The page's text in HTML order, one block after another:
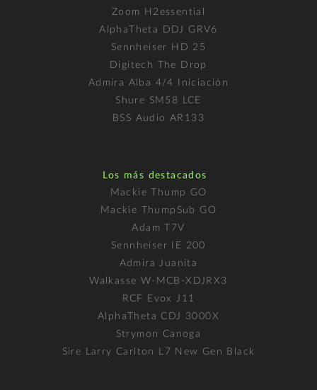
Zoom H2essential
AlphaTheta DDJ GRV6
Sennheiser HD 25
Digitech The Drop
Admira Alba 4/4 Iniciación
Shure SM58 LCE
BSS Audio AR133
Los más destacados
Mackie Thump GO
Mackie ThumpSub GO
Adam T7V
Sennheiser IE 200
Admira Juanita
Walkasse W-MCB-XDJRX3
RCF Evox J11
AlphaTheta CDJ 3000X
Strymon Canoga
Sire Larry Carlton L7 New Gen Black